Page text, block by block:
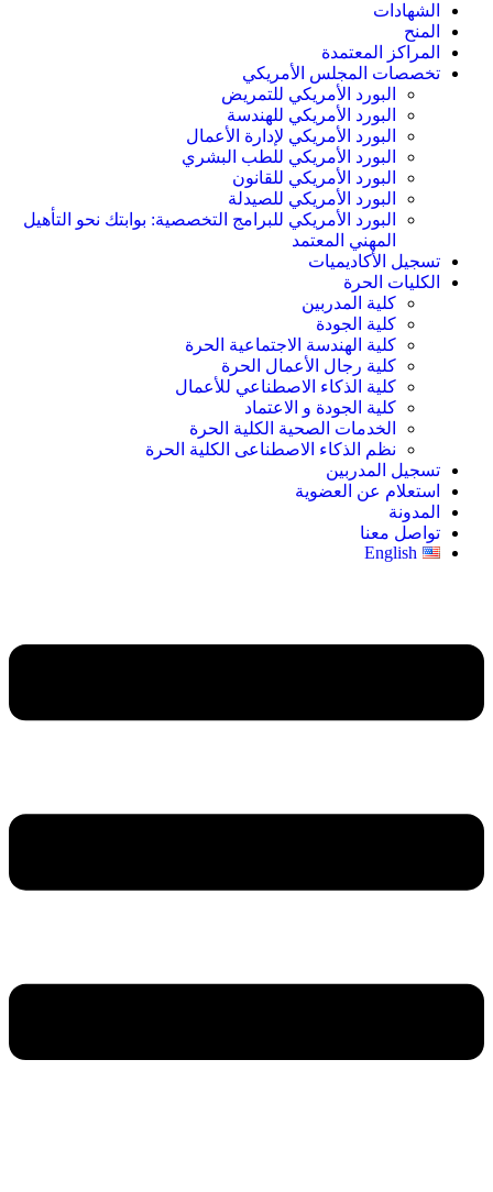
الشهادات
المنح
المراكز المعتمدة
تخصصات المجلس الأمريكي
البورد الأمريكي للتمريض
البورد الأمريكي للهندسة
البورد الأمريكي لإدارة الأعمال
البورد الأمريكي للطب البشري
البورد الأمريكي للقانون
البورد الأمريكي للصيدلة
البورد الأمريكي للبرامج التخصصية: بوابتك نحو التأهيل
المهني المعتمد
تسجيل الأكاديميات
الكليات الحرة
كلية المدربين
كلية الجودة
كلية الهندسة الاجتماعية الحرة
كلية رجال الأعمال الحرة
كلية الذكاء الاصطناعي للأعمال
كلية الجودة و الاعتماد
الخدمات الصحية الكلية الحرة
نظم الذكاء الاصطناعى الكلية الحرة
تسجيل المدربين
استعلام عن العضوية
المدونة
تواصل معنا
English